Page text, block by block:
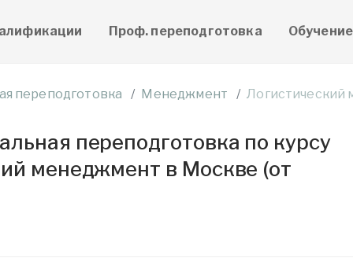
Проф. переподготовка Обучение
переподготовка Менеджмент Логистический
переподготовка по курсу
менеджмент в Москве (от